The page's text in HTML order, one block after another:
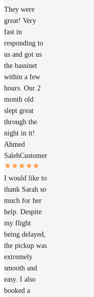
They were
great! Very
fast in
responding to
us and got us
the bassinet
within a few
hours. Our 2
month old
slept great
through the
night in it!
Ahmed
SalehCustomer
I would like to
thank Sarah so
much for her
help. Despite
my flight
being delayed,
the pickup was
extremely
smooth and
easy. I also
booked a